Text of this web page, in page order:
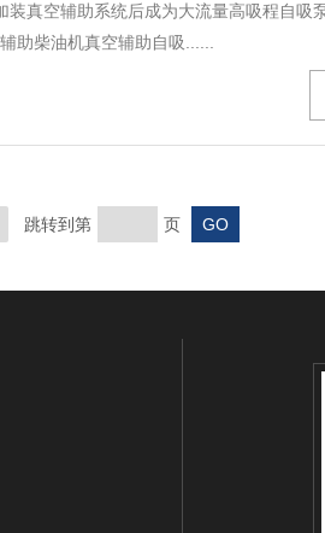
真空辅助系统后成为大流量高吸程自吸
助柴油机真空辅助自吸......
跳转到第 页